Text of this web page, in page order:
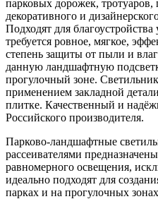
парковых дорожек, тротуаров,
декоративного и
Подходят для
требуется ровное, мягкое,
степень защиты от пыли и
данную ландшафтную
прогулочный зоне.
применением закладной
плитке. Качественный и
Российского производителя.
Парково-ландшафтные
рассеивателями
равномерного освещения,
идеально подходят для
парках и на прогулочных